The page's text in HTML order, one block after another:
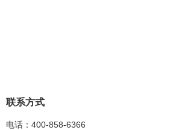
联系方式
电话：400-858-6366